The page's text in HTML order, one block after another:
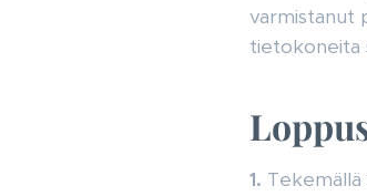
varmistanut
tietokoneita
1.